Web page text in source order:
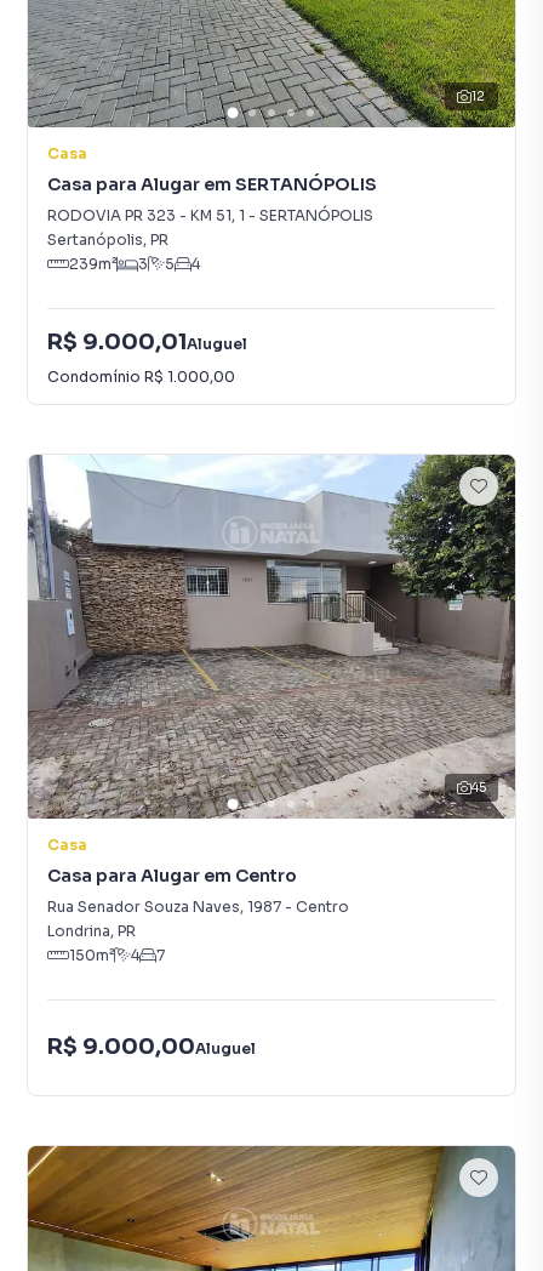
12
Casa
Casa para Alugar em SERTANÓPOLIS
RODOVIA PR 323 - KM 51, 1 - SERTANÓPOLIS
Sertanópolis, PR
239m² 3 5 4
R$ 9.000,01Aluguel
Condomínio R$ 1.000,00
45
Casa
Casa para Alugar em Centro
Rua Senador Souza Naves, 1987 - Centro
Londrina, PR
150m² 4 7
R$ 9.000,00Aluguel